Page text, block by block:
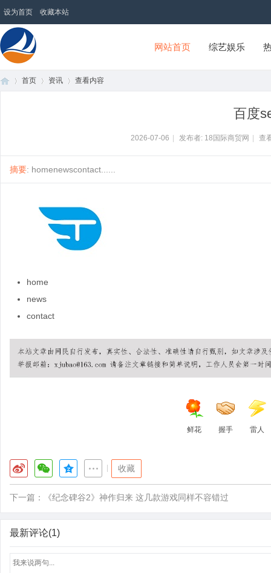
设为首页 收藏本站
18国际商贸网
网站首页 综艺娱乐
首页 资讯 查看内容
百度
2026-07-06 发布者: 18国际商贸网 查
摘要: homenewscontact......
home
news
contact
鲜花 握手 雷人
收藏
下一篇： 《纪念碑谷2》神作归来 这几款游戏同样不容错过
最新评论(1)